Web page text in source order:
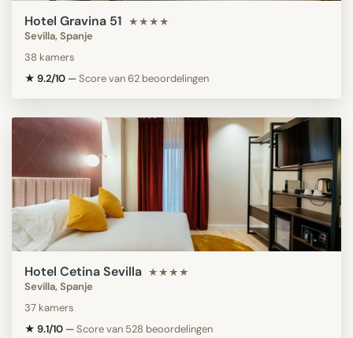
Hotel Gravina 51 ★★★★
Sevilla, Spanje
38 kamers
★ 9.2/10 —Score van 62 beoordelingen
Hotel Cetina Sevilla ★★★★
Sevilla, Spanje
37 kamers
★ 9.1/10 —Score van 528 beoordelingen